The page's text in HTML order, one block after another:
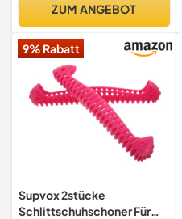
Schoner für Erwachsene
ZUM ANGEBOT
9% Rabatt
Supvox 2stücke
Schlittschuhschoner Für